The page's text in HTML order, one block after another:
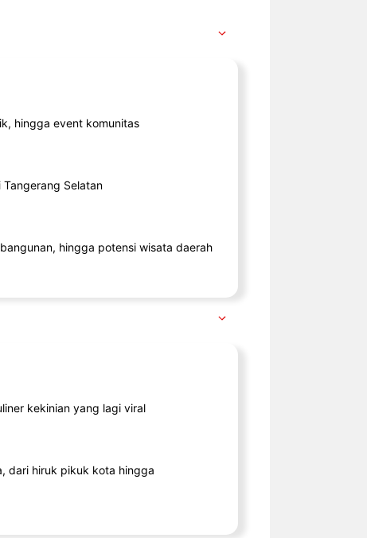
hingga event komunitas
Selatan
hingga potensi wisata daerah
kekinian yang lagi viral
dari hiruk pikuk kota hingga